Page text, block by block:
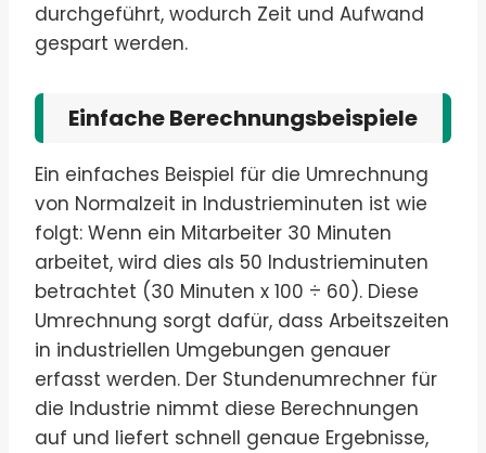
durchgeführt, wodurch Zeit und Aufwand
gespart werden.
Einfache Berechnungsbeispiele
Ein einfaches Beispiel für die Umrechnung
von Normalzeit in Industrieminuten ist wie
folgt: Wenn ein Mitarbeiter 30 Minuten
arbeitet, wird dies als 50 Industrieminuten
betrachtet (30 Minuten x 100 ÷ 60). Diese
Umrechnung sorgt dafür, dass Arbeitszeiten
in industriellen Umgebungen genauer
erfasst werden. Der Stundenumrechner für
die Industrie nimmt diese Berechnungen
auf und liefert schnell genaue Ergebnisse,